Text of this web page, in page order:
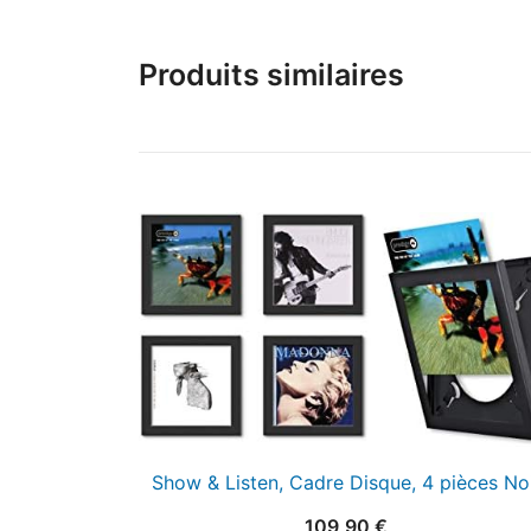
Produits similaires
Show & Listen, Cadre Disque, 4 pièces
109,90 €